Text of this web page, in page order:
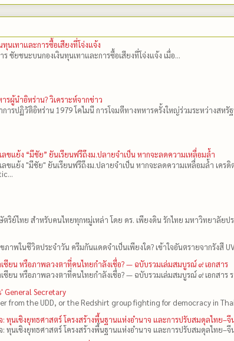
นเทาและการซื้อเสียงที่โจ่งแจ้ง
ชัยชนะบนกองเงินทุนเทาและการซื้อเสียงที่โจ่งแจ้ง เมื่อ...
รผู้นำอิหร่าน? วิเคราะห์จากข่าว
ารปฏิวัติอิหร่าน 1979 โคไมนี การโจมตีทางทหารครั้งใหญ่ร่วมระหว่างสหรั
ลขแย้ง “มีชัย” ยันเรียนฟรีถึงม.ปลายจำเป็น หากจะลดความเหลื่อมล้ำ
ลขแย้ง "มีชัย" ยันเรียนฟรีถึงม.ปลายจำเป็น หากจะลดความเหลื่อมล้ำ เคร
ริย์ไทย สำหรับคนไทยทุกหมู่เหล่า โดย ดร.​ เพียงดิน รักไทย มหาวิทยาลัยป
าพในชีวิตประจำวัน ครีมกันแดดจำเป็นเพียงใด? เข้าใจอันตรายจากรังสี
ซียน หรือภาพลวงตาที่คนไทยกำลังเชื่อ? — ฉบับรวมเล่มสมบูรณ์ ๙ เอกสาร
ซียน หรือภาพลวงตาที่คนไทยกำลังเชื่อ? — ฉบับรวมเล่มสมบูรณ์ ๙ เอกสาร ร
General Secretary
from the UDD, or the Redshirt group fighting for democracy in
ทุนเชิงยุทธศาสตร์ โครงสร้างพื้นฐานแห่งอำนาจ และการปรับสมดุลไทย–จี
ทุนเชิงยุทธศาสตร์ โครงสร้างพื้นฐานแห่งอำนาจ และการปรับสมดุลไทย–จี